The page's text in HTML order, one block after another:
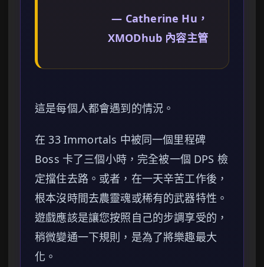
— Catherine Hu，
XMODhub 內容主管
這是每個人都會遇到的情況。
在 33 Immortals 中被同一個里程碑
Boss 卡了三個小時，完全被一個 DPS 檢
定擋住去路。或者，在一天辛苦工作後，
根本沒時間去農靈魂或稀有的武器特性。
遊戲應該是讓您按照自己的步調享受的，
稍微變通一下規則，是為了將樂趣最大
化。